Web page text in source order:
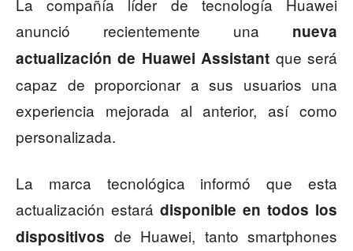
La compañía líder de tecnología Huawei
anunció recientemente una nueva
actualización de Huawei Assistant que será
capaz de proporcionar a sus usuarios una
experiencia mejorada al anterior, así como
personalizada.
La marca tecnológica informó que esta
actualización estará disponible en todos los
dispositivos de Huawei, tanto smartphones